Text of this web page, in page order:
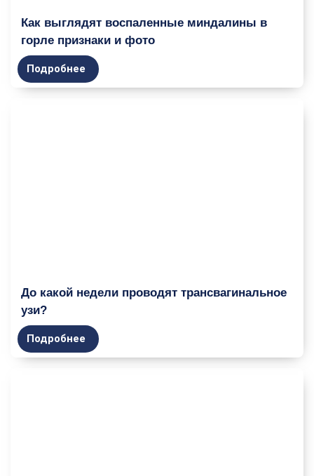
Как выглядят воспаленные миндалины в
горле признаки и фото
Подробнее
До какой недели проводят трансвагинальное
узи?
Подробнее